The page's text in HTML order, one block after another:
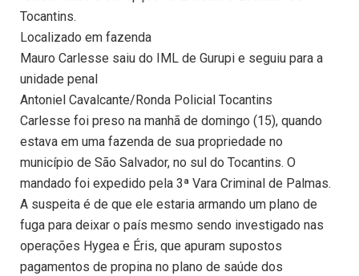
Tocantins.
Localizado em fazenda
Mauro Carlesse saiu do IML de Gurupi e seguiu para a
unidade penal
Antoniel Cavalcante/Ronda Policial Tocantins
Carlesse foi preso na manhã de domingo (15), quando
estava em uma fazenda de sua propriedade no
município de São Salvador, no sul do Tocantins. O
mandado foi expedido pela 3ª Vara Criminal de Palmas.
A suspeita é de que ele estaria armando um plano de
fuga para deixar o país mesmo sendo investigado nas
operações Hygea e Éris, que apuram supostos
pagamentos de propina no plano de saúde dos